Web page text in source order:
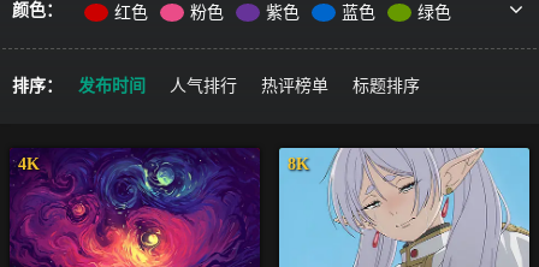
颜色： 红色 粉色 紫色 蓝色
绿色
黄色
橙色 棕色 灰色
黑色
彩色
排序： 发布时间 人气排行 热评榜单 标题排序
4K 8K